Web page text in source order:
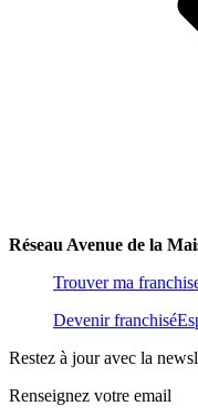
Réseau Avenue de la
Trouver ma
Devenir franchisé
Restez à jour avec la
Renseignez votre email